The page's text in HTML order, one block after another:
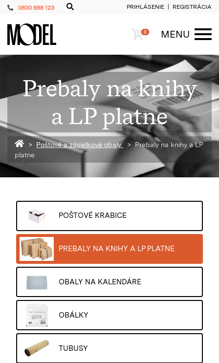
0800 888 123 PRIHLÁSENIE REGISTRÁCIA
PackShop Košík
0
MENU
Prebaly na knihy
a LP platne
Späť na homepage
Poštové a zásielkové obaly
Prebaly na knihy a LP
platne
POŠTOVÉ KRABICE
PREBALY NA KNIHY A LP PLATNE
OBALY NA KALENDÁRE
OBÁLKY
TUBUSY